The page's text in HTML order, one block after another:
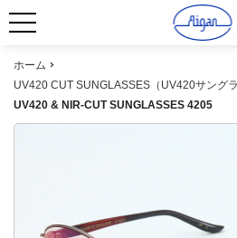
ホーム
UV420 CUT SUNGLASSES（UV420サング
UV420 & NIR-CUT SUNGLASSES 4205